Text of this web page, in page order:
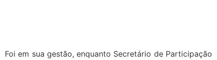
Foi em sua gestão, enquanto Secretário de Participação